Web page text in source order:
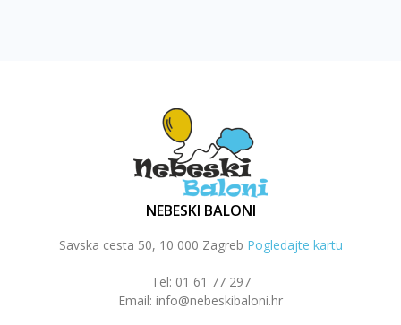
NEBESKI BALONI
Savska cesta 50, 10 000 Zagreb Pogledajte kartu
Tel: 01 61 77 297
Email: info@nebeskibaloni.hr